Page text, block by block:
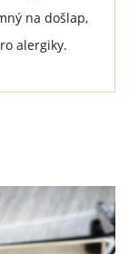
na došlap,
alergiky.